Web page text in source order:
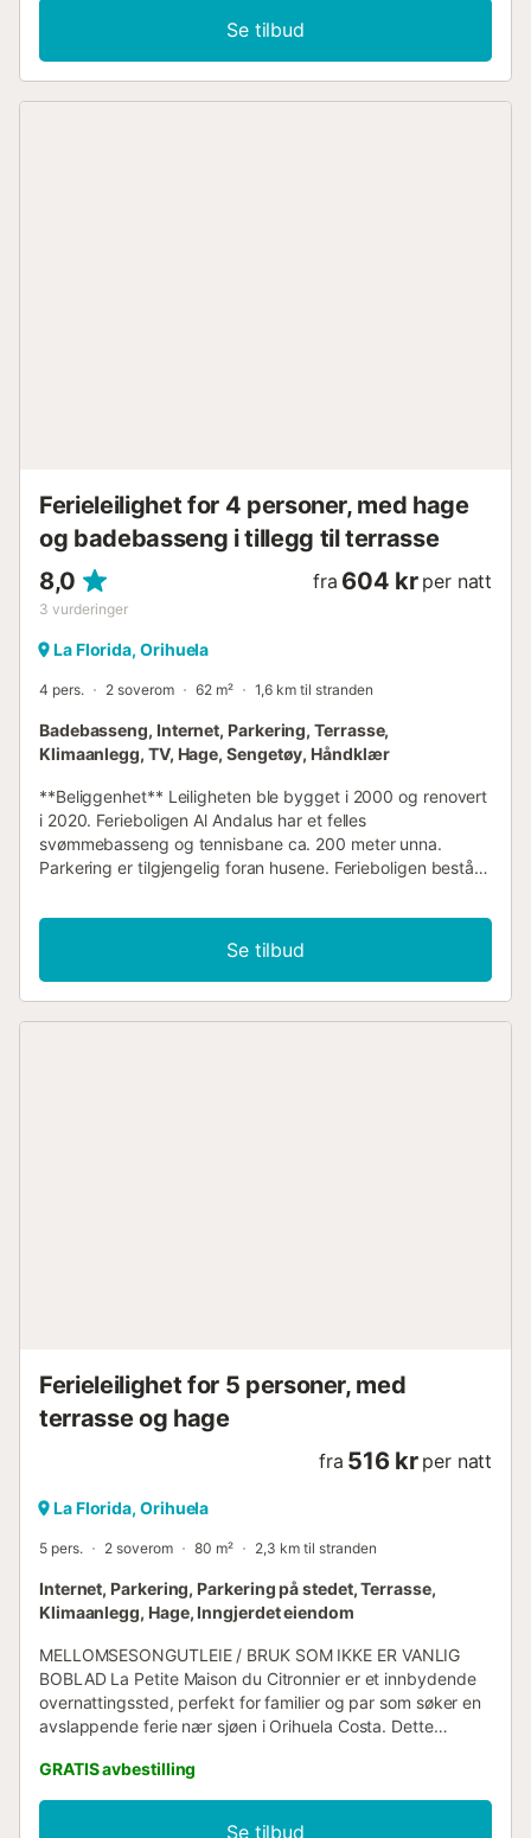
et grillområde med sittegruppe og en sommerbar. Huset er
også godt egnet i vintermånedene og er spesielt populært
for mindre gruppeankomster, for eksempel golfere,
Se tilbud
Ferieleilighet for 4 personer, med hage
og badebasseng i tillegg til terrasse
8,0
3 vurderinger
fra 604 kr per natt
La Florida, Orihuela
4 pers. 2 soverom 62 m² 1,6 km til stranden
Badebasseng, Internet, Parkering, Terrasse,
Klimaanlegg, TV, Hage, Sengetøy, Håndklær
**Beliggenhet** Leiligheten ble bygget i 2000 og renovert
i 2020. Ferieboligen Al Andalus har et felles
svømmebasseng og tennisbane ca. 200 meter unna.
Parkering er tilgjengelig foran husene. Ferieboligen består
takterrassen på 50 m² kan gjestene nyte fantastisk
havutsikt. Området rundt tilbyr en rekke fasiliteter,
inkludert puber, ølhager, barer, supermarkeder, bilutleie,
suvenirbutikker, en lekeplass og et grøntområde for
(tilgjengelig mot ekstra kostnad). Badet...
Se tilbud
Ferieleilighet for 5 personer, med
terrasse og hage
fra 516 kr per natt
La Florida, Orihuela
5 pers. 2 soverom 80 m² 2,3 km til stranden
Internet, Parkering, Parkering på stedet, Terrasse,
Klimaanlegg, Hage, Inngjerdet eiendom
MELLOMSESONGUTLEIE / BRUK SOM IKKE ER VANLIG
BOBLAD La Petite Maison du Citronnier er et innbydende
overnattingssted, perfekt for familier og par som søker en
avslappende ferie nær sjøen i Orihuela Costa. Dette
velutstyrt plass som kan romme opptil 5 personer. Selv om
det ikke er et felles svømmebasseng, kan gjestene nyte
fasilitetene i komplekset THE EMERALD ISLA (100m), som
GRATIS avbestilling
Se tilbud